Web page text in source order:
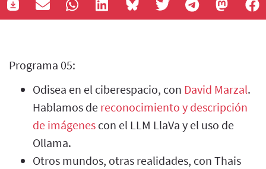
Programa 05:
Odisea en el ciberespacio, con David Marzal.
Hablamos de reconocimiento y descripción
de imágenes con el LLM LlaVa y el uso de
Ollama.
Otros mundos, otras realidades, con Thais